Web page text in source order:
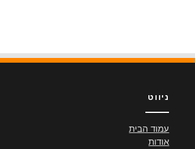
ניווט
עמוד הבית
אודות